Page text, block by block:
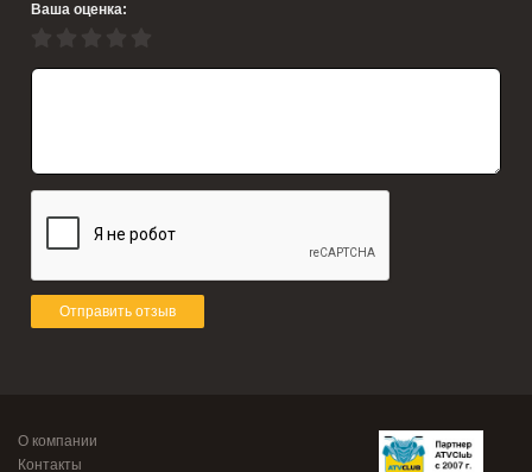
Ваша оценка:
Отправить отзыв
О компании
Контакты